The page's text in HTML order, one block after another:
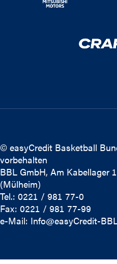
© easyCredit Basketball
vorbehalten
BBL GmbH, Am Kabellager
(Mülheim)
Tel.: 0221 / 981 77-0
Fax: 0221 / 981 77-99
e-Mail: Info@easyCredit-